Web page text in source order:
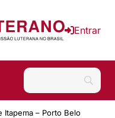
Entrar
Itapema – Porto Belo